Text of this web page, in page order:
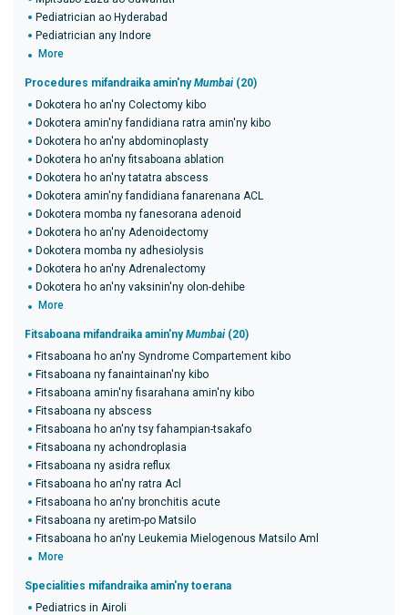
Pediatrician ao Hyderabad
Pediatrician any Indore
More
Procedures mifandraika amin'nyMumbai (20)
Dokotera ho an'ny Colectomy kibo
Dokotera amin'ny fandidiana ratra amin'ny kibo
Dokotera ho an'ny abdominoplasty
Dokotera ho an'ny fitsaboana ablation
Dokotera ho an'ny tatatra abscess
Dokotera amin'ny fandidiana fanarenana ACL
Dokotera momba ny fanesorana adenoid
Dokotera ho an'ny Adenoidectomy
Dokotera momba ny adhesiolysis
Dokotera ho an'ny Adrenalectomy
Dokotera ho an'ny vaksinin'ny olon-dehibe
More
Fitsaboana mifandraika amin'nyMumbai (20)
Fitsaboana ho an'ny Syndrome Compartement kibo
Fitsaboana ny fanaintainan'ny kibo
Fitsaboana amin'ny fisarahana amin'ny kibo
Fitsaboana ny abscess
Fitsaboana ho an'ny tsy fahampian-tsakafo
Fitsaboana ny achondroplasia
Fitsaboana ny asidra reflux
Fitsaboana ho an'ny ratra Acl
Fitsaboana ho an'ny bronchitis acute
Fitsaboana ny aretim-po Matsilo
Fitsaboana ho an'ny Leukemia Mielogenous Matsilo Aml
More
Specialities mifandraika amin'ny toerana
Pediatrics in Airoli